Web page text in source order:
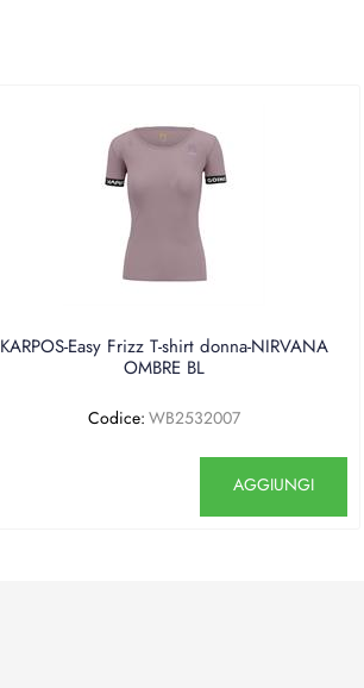
KARPOS-Easy Frizz T-shirt donna-NIRVANA
OMBRE BL
Codice: WB2532007
AGGIUNGI